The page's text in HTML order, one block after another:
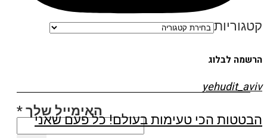
yehudit_aviv
הבטטות הכי טעימות בעולם! כל פעם שאני
קטגוריות
הרשמה לבלוג
האימייל שלך *